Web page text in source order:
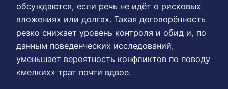
обсуждаются, если речь не идёт о рисковых
вложениях или долгах. Такая договорённость
резко снижает уровень контроля и обид и, по
данным поведенческих исследований,
уменьшает вероятность конфликтов по поводу
«мелких» трат почти вдвое.